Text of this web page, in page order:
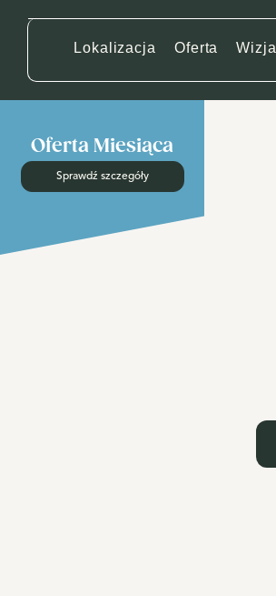
Lokalizacja Oferta Wizja
Oferta Miesiąca
Sprawdź szczegóły